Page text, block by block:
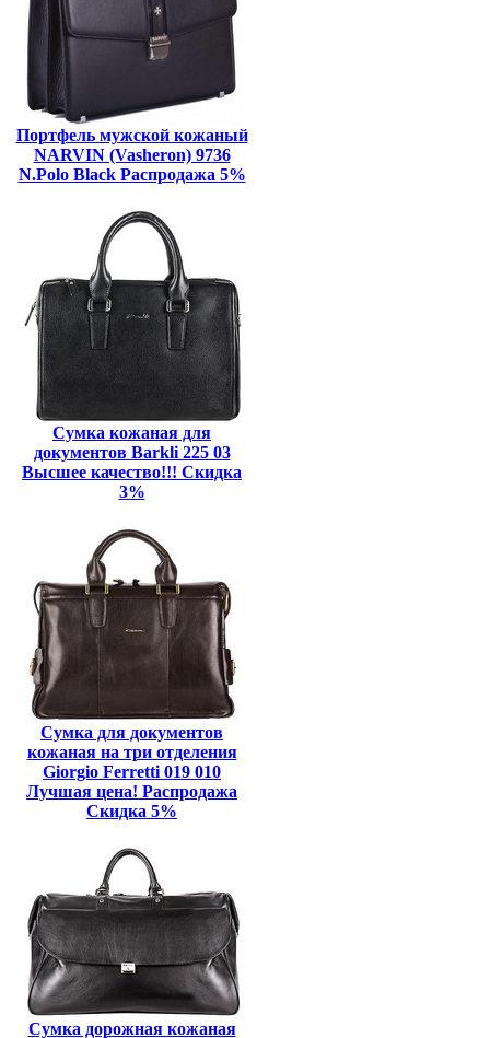
Портфель мужской кожаный
NARVIN (Vasheron) 9736
N.Polo Black Распродажа 5%
Сумка кожаная для
документов Barkli 225 03
Высшее качество!!! Скидка
3%
Сумка для документов
кожаная на три отделения
Giorgio Ferretti 019 010
Лучшая цена! Распродажа
Скидка 5%
Сумка дорожная кожаная